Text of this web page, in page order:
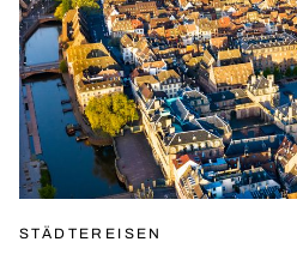
STÄDTEREISEN